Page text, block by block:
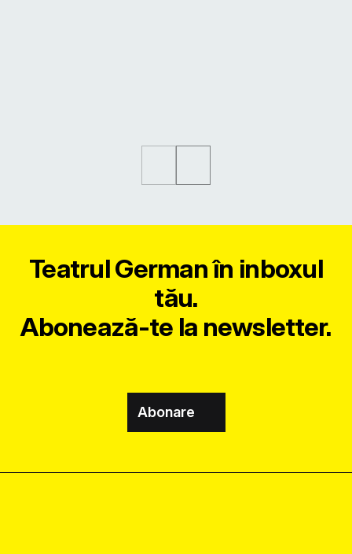
Teatrul German în inboxul
tău.
Abonează-te la newsletter.
Abonare